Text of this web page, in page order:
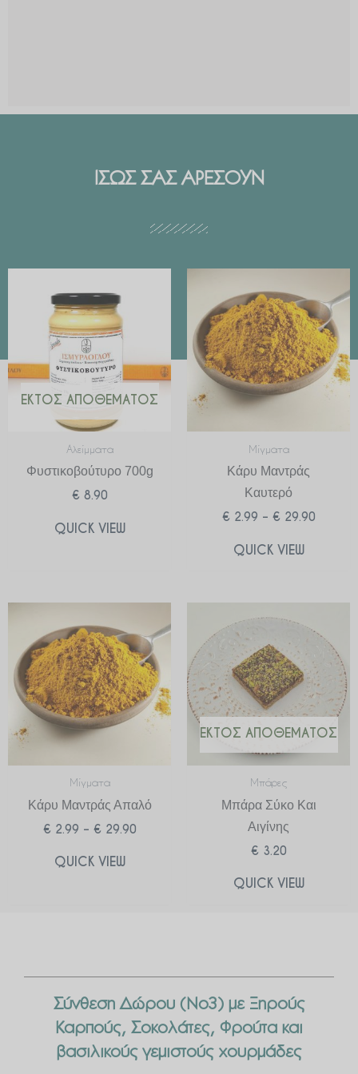
ΙΣΩΣ ΣΑΣ ΑΡΕΣΟΥΝ
ΕΚΤΌΣ ΑΠΟΘΈΜΑΤΟΣ
Αλείμματα
Φυστικοβούτυρο 700g
€ 8.90
QUICK VIEW
Μίγματα
Κάρυ Μαντράς
Καυτερό
€ 2.99 – € 29.90
range:
€ 2.99
through
€ 29.90
QUICK VIEW
Μίγματα
Κάρυ Μαντράς Απαλό
€ 2.99 – € 29.90
range:
€ 2.99
through
€ 29.90
QUICK VIEW
ΕΚΤΌΣ ΑΠΟΘΈΜΑΤΟΣ
Μπάρες
Μπάρα Σύκο Και
Αιγίνης
€ 3.20
QUICK VIEW
Σύνθεση Δώρου (Νο3) με Ξηρούς
Καρπούς, Σοκολάτες, Φρούτα και
βασιλικούς γεμιστούς χουρμάδες